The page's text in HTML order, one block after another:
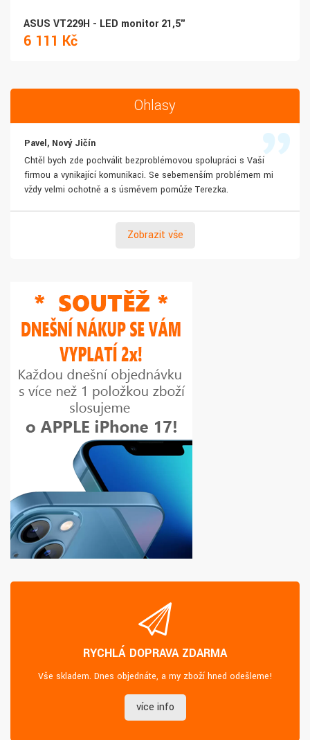
ASUS VT229H - LED monitor 21,5"
6 111 Kč
Ohlasy
Pavel, Nový Jičín
Chtěl bych zde pochválit bezproblémovou spolupráci s Vaší
firmou a vynikající komunikaci. Se sebemenším problémem mi
vždy velmi ochotně a s úsměvem pomůže Terezka.
Zobrazit vše
RYCHLÁ DOPRAVA ZDARMA
Vše skladem. Dnes objednáte, a my zboží hned odešleme!
více info